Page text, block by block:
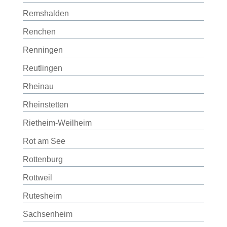
Remshalden
Renchen
Renningen
Reutlingen
Rheinau
Rheinstetten
Rietheim-Weilheim
Rot am See
Rottenburg
Rottweil
Rutesheim
Sachsenheim